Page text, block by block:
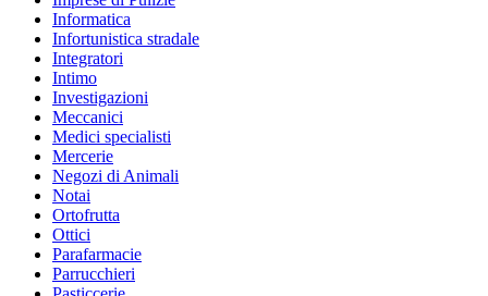
Informatica
Infortunistica stradale
Integratori
Intimo
Investigazioni
Meccanici
Medici specialisti
Mercerie
Negozi di Animali
Notai
Ortofrutta
Ottici
Parafarmacie
Parrucchieri